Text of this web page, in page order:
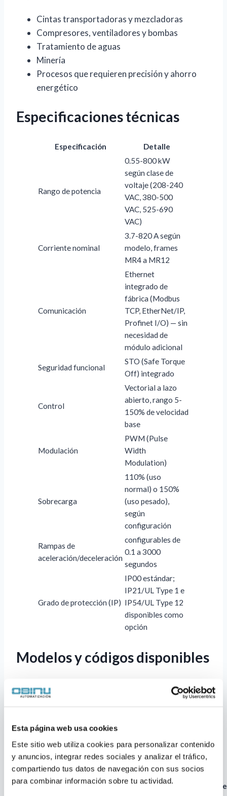
Esta página web usa cookies
Este sitio web utiliza cookies para personalizar contenido
y anuncios, integrar redes sociales y analizar el tráfico,
compartiendo tus datos de navegación con sus socios
para combinar información sobre tu actividad.
Cintas transportadoras y mezcladoras
Compresores, ventiladores y bombas
Tratamiento de aguas
Minería
Procesos que requieren precisión y ahorro
energético
Especificaciones técnicas
Especificación Detalle
Rango de potencia
0.55-800 kW
según clase de
voltaje (208-240
VAC, 380-500
VAC, 525-690
VAC)
Corriente nominal
3.7-820 A según
modelo, frames
MR4 a MR12
Comunicación
Ethernet
integrado de
fábrica (Modbus
TCP, EtherNet/IP,
Profinet I/O) — sin
necesidad de
módulo adicional
Seguridad funcional
STO (Safe Torque
Off) integrado
Control
Vectorial a lazo
abierto, rango 5-
150% de velocidad
base
Modulación
PWM (Pulse
Width
Modulation)
Sobrecarga
110% (uso
normal) o 150%
(uso pesado),
según
configuración
Rampas de
aceleración/deceleración
configurables de
0.1 a 3000
segundos
Grado de protección (IP)
IP00 estándar;
IP21/UL Type 1 e
IP54/UL Type 12
disponibles como
opción
Modelos y códigos disponibles
Obinu mantiene stock de la línea 380-500 VAC,
IP54, con parada de seguridad, display gráfico,
energía y reloj en tiempo real:
Desliza la tabla hacia la derecha para ver todos los
datos →
Código Frame Potencia (kW) Corriente
Chopper